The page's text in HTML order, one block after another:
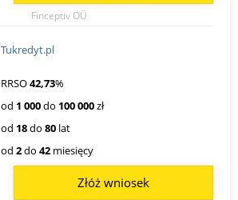
Finceptiv OÜ
Tukredyt.pl
RRSO42,73%
od 1 000do 100 000zł
od 18do 80 lat
od 2do 42 miesięcy
Złóż wniosek